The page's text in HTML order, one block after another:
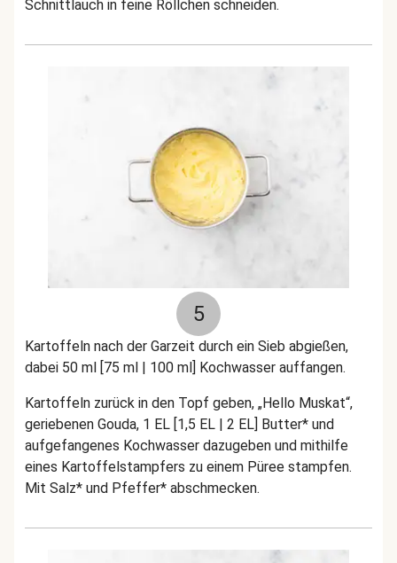
Schnittlauch in feine Röllchen schneiden.
5
Kartoffeln nach der Garzeit durch ein Sieb abgießen,
dabei 50 ml [75 ml | 100 ml] Kochwasser auffangen.
Kartoffeln zurück in den Topf geben, „Hello Muskat“,
geriebenen Gouda, 1 EL [1,5 EL | 2 EL] Butter* und
aufgefangenes Kochwasser dazugeben und mithilfe
eines Kartoffelstampfers zu einem Püree stampfen.
Mit Salz* und Pfeffer* abschmecken.